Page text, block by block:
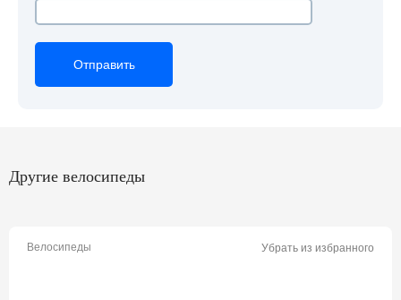
Отправить
Отправить
Отправить
Другие велосипеды
Велосипеды Убрать из избранного